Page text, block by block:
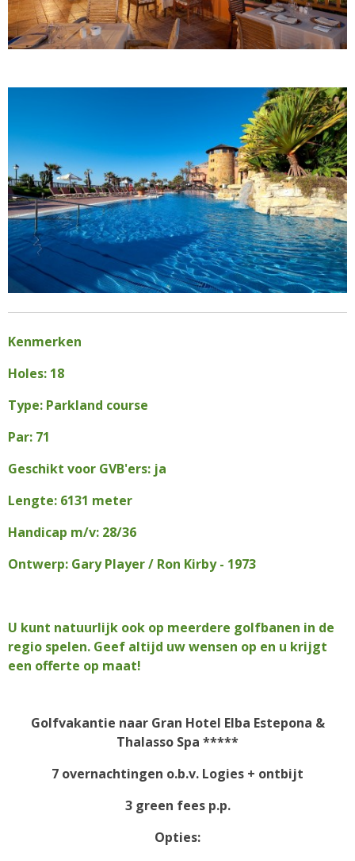
Kenmerken
Holes: 18
Type: Parkland course
Par: 71
Geschikt voor GVB'ers: ja
Lengte: 6131 meter
Handicap m/v: 28/36
Ontwerp: Gary Player / Ron Kirby - 1973
U kunt natuurlijk ook op meerdere golfbanen in de
regio spelen. Geef altijd uw wensen op en u krijgt
een offerte op maat!
Golfvakantie naar Gran Hotel Elba Estepona &
Thalasso Spa *****
7 overnachtingen o.b.v. Logies + ontbijt
3 green fees p.p.
Opties: